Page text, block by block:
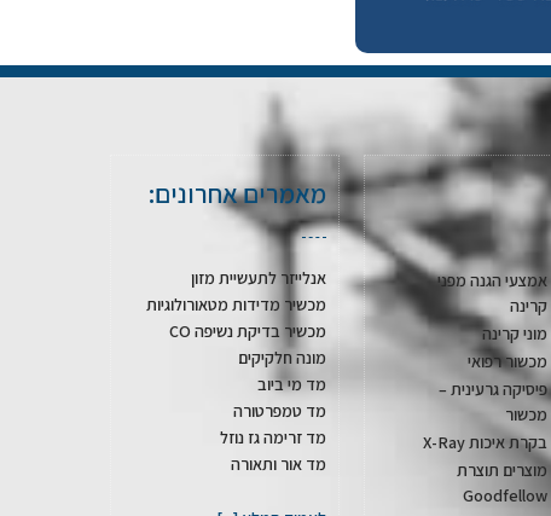
אמצעי הגנה מפני
קרינה
מוני קרינה
מכשור רפואי
פיסיקה גרעינית –
מכשור
בקרת איכות X-Ray
מוצרים תוצרת
Goodfellow
מאמרים אחרונים:
אנלייזר לתעשיית מזון
מכשיר מדידות מטאורולוגיות
מכשיר בדיקת נשיפה CO
מונה חלקיקים
מד מי ביוב
מד טמפרטורה
מד זרימה גז נוזל
מד אור ותאורה